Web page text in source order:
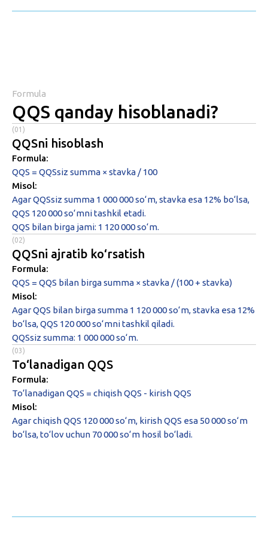
Formula
QQS qanday hisoblanadi?
(01)
QQSni hisoblash
Formula:
QQS = QQSsiz summa × stavka / 100
Misol:
Agar QQSsiz summa 1 000 000 so‘m, stavka esa 12% bo‘lsa,
QQS 120 000 so‘mni tashkil etadi.
QQS bilan birga jami: 1 120 000 so‘m.
(02)
QQSni ajratib ko‘rsatish
Formula:
QQS = QQS bilan birga summa × stavka / (100 + stavka)
Misol:
Agar QQS bilan birga summa 1 120 000 so‘m, stavka esa 12%
bo‘lsa, QQS 120 000 so‘mni tashkil qiladi.
QQSsiz summa: 1 000 000 so‘m.
(03)
To‘lanadigan QQS
Formula:
To‘lanadigan QQS = chiqish QQS - kirish QQS
Misol:
Agar chiqish QQS 120 000 so‘m, kirish QQS esa 50 000 so‘m
bo‘lsa, to‘lov uchun 70 000 so‘m hosil bo‘ladi.